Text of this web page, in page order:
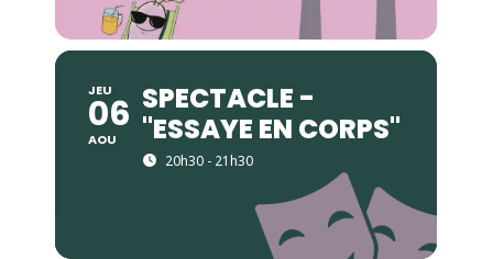
JEU
06
AOU
SPECTACLE -
"ESSAYE EN CORPS"
20h30 - 21h30